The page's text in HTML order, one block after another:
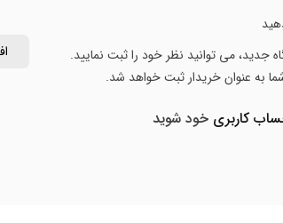
جدید، می توانید نظر خود را ثبت نمایید.
به عنوان خریدار ثبت خواهد شد.
کاربری خود شوید